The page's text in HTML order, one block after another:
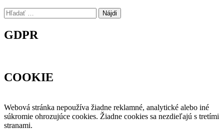
Hľadať:
GDPR
COOKIE
Webová stránka nepoužíva žiadne reklamné, analytické alebo iné
súkromie ohrozujúce cookies. Žiadne cookies sa nezdieľajú s tretími
stranami.